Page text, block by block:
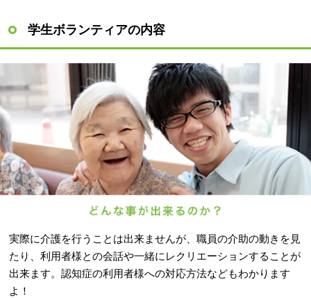
学生ボランティアの内容
実際に介護を行うことは出来ませんが、職員の介助の動きを見
たり、利用者様との会話や一緒にレクリエーションすることが
出来ます。認知症の利用者様への対応方法などもわかります
よ！